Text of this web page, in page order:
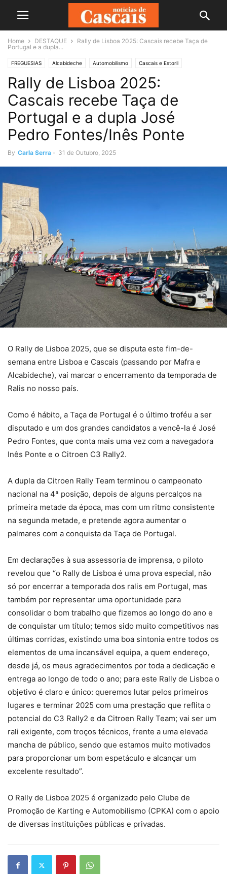
Home DESTAQUE
Rally de Lisboa 2025: Cascais recebe Taça de
Portugal e a dupla...
FREGUESIAS Alcabideche Automobilismo Cascais e Estoril
DESPORTO DESTAQUE
Rally de Lisboa 2025:
Cascais recebe Taça de
Portugal e a dupla José
Pedro Fontes/Inês Ponte
By Carla Serra - 31 de Outubro, 2025
O Rally de Lisboa 2025, que se disputa este fim-de-
semana entre Lisboa e Cascais (passando por Mafra e
Alcabideche), vai marcar o encerramento da temporada de
Ralis no nosso país.
Como é hábito, a Taça de Portugal é o último troféu a ser
disputado e um dos grandes candidatos a vencê-la é José
Pedro Fontes, que conta mais uma vez com a navegadora
Inês Ponte e o Citroen C3 Rally2.
A dupla da Citroen Rally Team terminou o campeonato
nacional na 4ª posição, depois de alguns percalços na
primeira metade da época, mas com um ritmo consistente
na segunda metade, e pretende agora aumentar o
palmares com a conquista da Taça de Portugal.
Em declarações à sua assessoria de imprensa, o piloto
revelou que “o Rally de Lisboa é uma prova especial, não
só por encerrar a temporada dos ralis em Portugal, mas
também por representar uma oportunidade para
consolidar o bom trabalho que fizemos ao longo do ano e
de conquistar um título; temos sido muito competitivos nas
últimas corridas, existindo uma boa sintonia entre todos os
elementos de uma incansável equipa, a quem endereço,
desde já, os meus agradecimentos por toda a dedicação e
entrega ao longo de todo o ano; para este Rally de Lisboa o
objetivo é claro e único: queremos lutar pelos primeiros
lugares e terminar 2025 com uma prestação que reflita o
potencial do C3 Rally2 e da Citroen Rally Team; vai ser um
rali exigente, com troços técnicos, frente a uma elevada
mancha de público, sendo que estamos muito motivados
para proporcionar um bom espetáculo e alcançar um
excelente resultado”.
O Rally de Lisboa 2025 é organizado pelo Clube de
Promoção de Karting e Automobilismo (CPKA) com o apoio
de diversas instituições públicas e privadas.